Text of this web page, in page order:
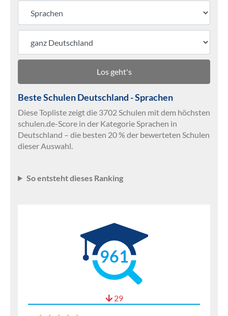
Los geht's
Beste Schulen Deutschland - Sprachen
Diese Topliste zeigt die 3702 Schulen mit dem höchsten
schulen.de-Score in der Kategorie Sprachen in
Deutschland – die besten 20 % der bewerteten Schulen
dieser Auswahl.
So entsteht dieses Ranking
961
29